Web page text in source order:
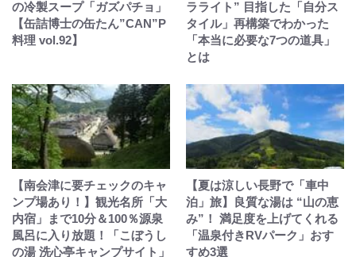
の冷製スープ「ガズパチョ」
【缶詰博士の缶たん”CAN”P
料理 vol.92】
ラライト” 目指した「自分ス
タイル」再構築でわかった
「本当に必要な7つの道具」
とは
【南会津に要チェックのキャ
ンプ場あり！】観光名所「大
内宿」まで10分＆100％源泉
風呂に入り放題！「こぼうし
の湯 洗心亭キャンプサイト」
【夏は涼しい長野で「車中
泊」旅】良質な湯は “山の恵
み”！ 満足度を上げてくれる
「温泉付きRVパーク」おす
すめ3選